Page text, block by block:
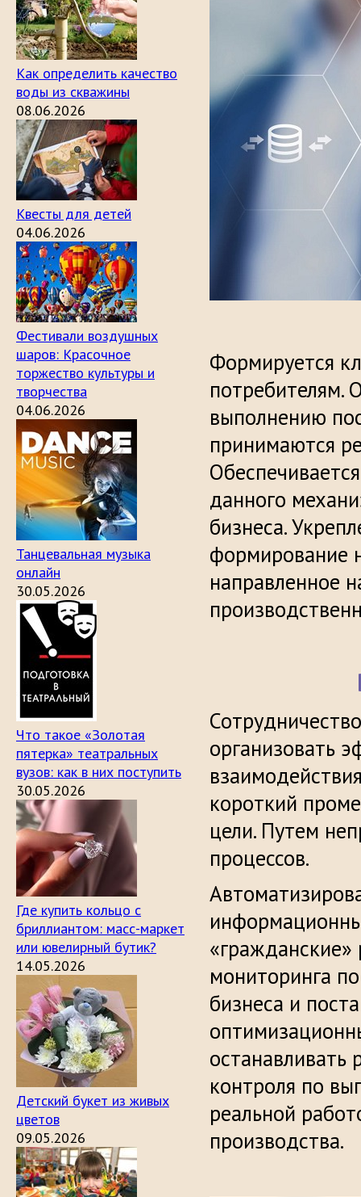
Как определить качество
воды из скважины
08.06.2026
Квесты для детей
04.06.2026
Фестивали воздушных
шаров: Красочное
торжество культуры и
творчества
04.06.2026
Танцевальная музыка
онлайн
30.05.2026
Что такое «Золотая
пятерка» театральных
вузов: как в них поступить
30.05.2026
Где купить кольцо с
бриллиантом: масс-маркет
или ювелирный бутик?
14.05.2026
Детский букет из живых
цветов
09.05.2026
Формируется
потребителям.
выполнению
принимаются
данного
бизнеса.
формирование
направленное
организовать
короткий
цели. Путем
процессов.
мониторинга
бизнеса и
останавливать
контроля по
реальной
производства.